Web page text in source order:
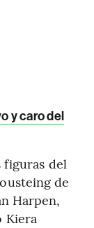
y caro del
figuras del
de
Harpen,
Kiera